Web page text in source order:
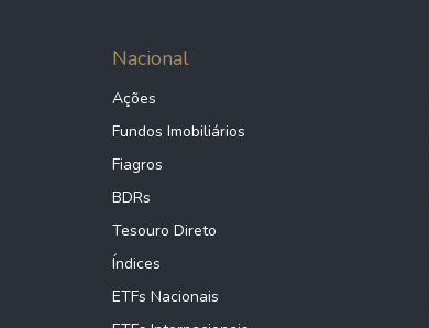
Nacional
Ações
Fundos Imobiliários
Fiagros
BDRs
Tesouro Direto
Índices
ETFs Nacionais